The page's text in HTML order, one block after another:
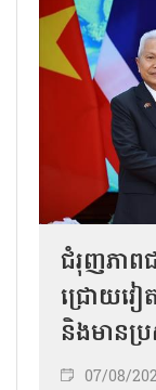
ជំរុញភាព
ជ្រោយវៀ
និងមានប្
07/08/